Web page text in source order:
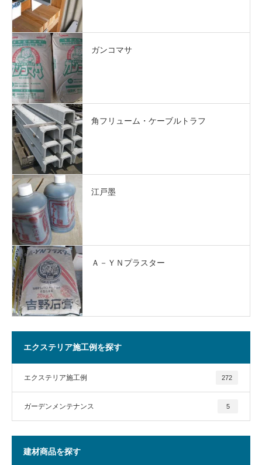
ガンコマサ
角フリューム・ケーブルトラフ
江戸墨
Ａ－ＹＮプラスター
エクステリア施工例を探す
エクステリア施工例 272
ガーデンメンテナンス 5
建材商品を探す